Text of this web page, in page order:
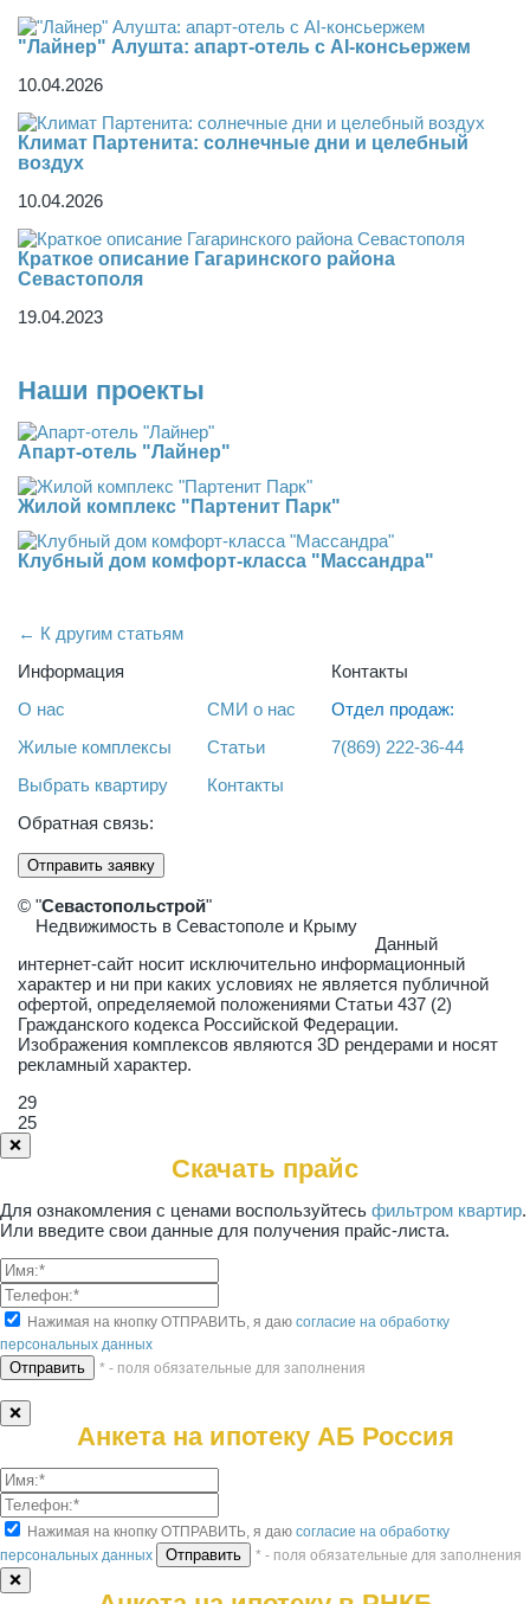
"Лайнер" Алушта: апарт-отель с AI-консьержем
10.04.2026
Климат Партенита: солнечные дни и целебный
воздух
10.04.2026
Краткое описание Гагаринского района
Севастополя
19.04.2023
Наши проекты
Апарт-отель "Лайнер"
Жилой комплекс "Партенит Парк"
Клубный дом комфорт-класса "Массандра"
← К другим статьям
Информация
О нас
Жилые комплексы
Выбрать квартиру
СМИ о нас
Статьи
Контакты
Контакты
Отдел продаж:
7(869) 222-36-44
Обратная связь:
Отправить заявку
© "Севастопольстрой"
Недвижимость в Севастополе и Крыму
Данный
интернет-сайт носит исключительно информационный
характер и ни при каких условиях не является публичной
офертой, определяемой положениями Статьи 437 (2)
Гражданского кодекса Российской Федерации.
Изображения комплексов являются 3D рендерами и носят
рекламный характер.
29
25
❌
Скачать прайс
Для ознакомления с ценами воспользуйтесь фильтром квартир.
Или введите свои данные для получения прайс-листа.
Нажимая на кнопку ОТПРАВИТЬ, я даю согласие на обработку
персональных данных
* - поля обязательные для заполнения
❌
Анкета на ипотеку АБ Россия
Нажимая на кнопку ОТПРАВИТЬ, я даю согласие на обработку
персональных данных
* - поля обязательные для заполнения
❌